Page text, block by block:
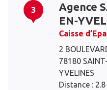
3
Agence
EN-
Caisse
2
78180
YVELINES
Distance :